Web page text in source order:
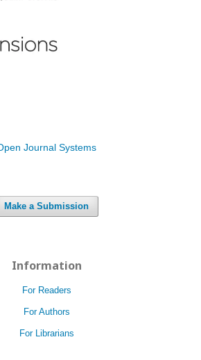
Journal Systems
Make a Submission
Information
For Readers
For Authors
For Librarians